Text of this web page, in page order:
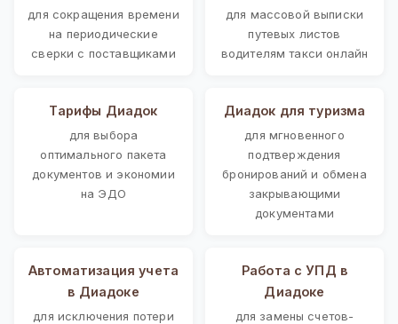
для сокращения времени
на периодические
сверки с поставщиками
для массовой выписки
путевых листов
водителям такси онлайн
Тарифы Диадок
для выбора
оптимального пакета
документов и экономии
на ЭДО
Диадок для туризма
для мгновенного
подтверждения
бронирований и обмена
закрывающими
документами
Автоматизация учета
в Диадоке
для исключения потери
Работа с УПД в
Диадоке
для замены счетов-